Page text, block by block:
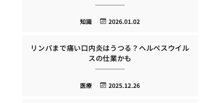
2026.01.02
知識
リンパまで痛い口内炎はうつる？ヘルペスウイル
スの仕業かも
2025.12.26
医療